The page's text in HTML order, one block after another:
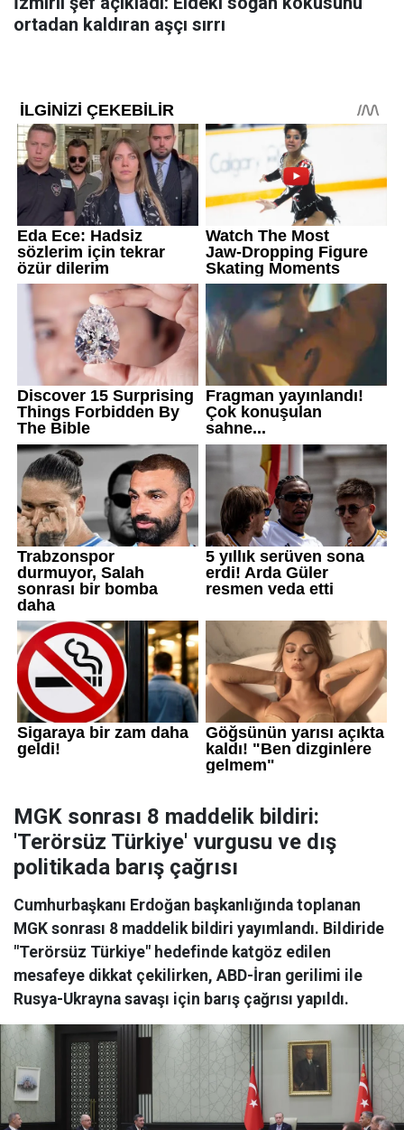
ortadan kaldıran aşçı sırrı
MGK sonrası 8 maddelik bildiri:
'Terörsüz Türkiye' vurgusu ve dış
politikada barış çağrısı
Cumhurbaşkanı Erdoğan başkanlığında toplanan
MGK sonrası 8 maddelik bildiri yayımlandı. Bildiride
"Terörsüz Türkiye" hedefinde katgöz edilen
mesafeye dikkat çekilirken, ABD-İran gerilimi ile
Rusya-Ukrayna savaşı için barış çağrısı yapıldı.